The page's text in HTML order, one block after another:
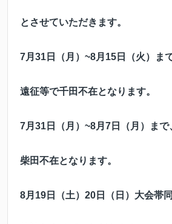
とさせていただきます。
7月31日（月）~8月15日（火）ま
遠征等で千田不在となります。
7月31日（月）~8月7日（月）まで
柴田不在となります。
8月19日（土）20日（日）大会帯同